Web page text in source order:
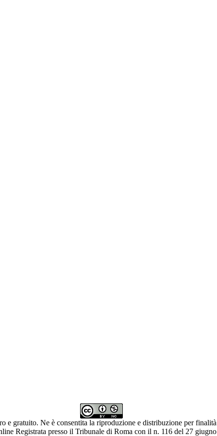
e gratuito. Ne è consentita la riproduzione e distribuzione per
Registrata presso il Tribunale di Roma con il n. 116 del 27